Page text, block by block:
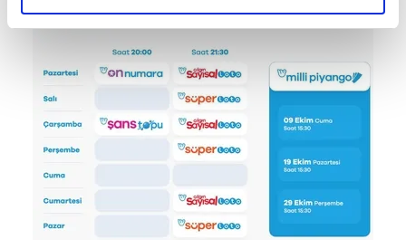
elimizden gelen çabayı gösterdiğimizi ve bu noktada,
reklamların maliyetlerimizi karşılamak noktasında tek gelir
kalemimiz olduğunu sizlere hatırlatmak isteriz.
Her halükârda, kullanıcılar, bu çerezlere izin vermedikleri
takdirde, kullanıcılara hedefli reklamlar
Sizlere daha iyi bir hizmet sunabilmek için İnternet
Sitemizde kendimize ve üçüncü kişilere ait çerezler
kullanılmaktadır. Bu çerezler vasıtasıyla çeşitli kişisel